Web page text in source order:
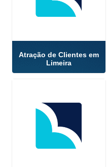
Atração de Clientes em
Limeira